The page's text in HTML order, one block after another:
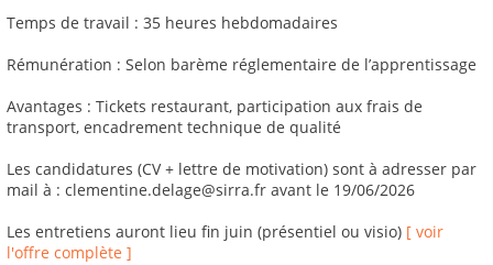
Temps de travail : 35 heures hebdomadaires
Rémunération : Selon barème réglementaire de l’apprentissage
Avantages : Tickets restaurant, participation aux frais de
transport, encadrement technique de qualité
Les candidatures (CV + lettre de motivation) sont à adresser par
mail à : clementine.delage@sirra.fr avant le 19/06/2026
Les entretiens auront lieu fin juin (présentiel ou visio) [ voir
l'offre complète ]